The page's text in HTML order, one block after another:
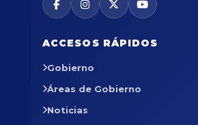
ACCESOS RÁPIDOS
Gobierno
Áreas de Gobierno
Noticias